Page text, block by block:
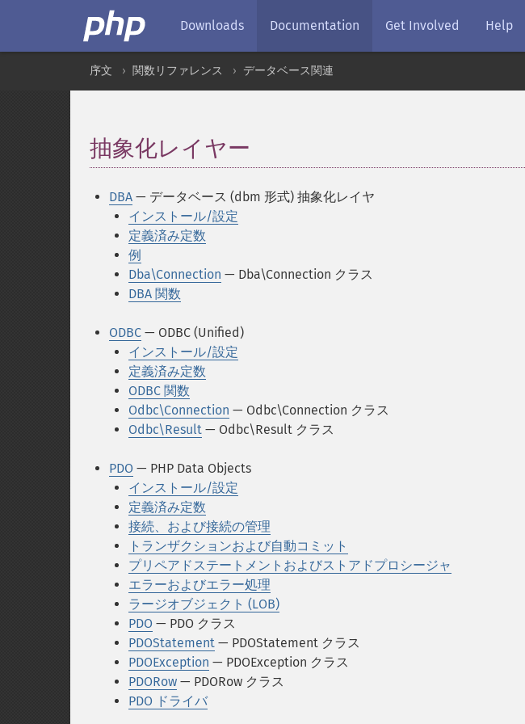
Downloads Documentation Get Involved Help
序文 関数リファレンス データベース関連
抽象化レイヤー
DBA — データベース (dbm 形式) 抽象化レイヤ
インストール/設定
定義済み定数
例
Dba\Connection — Dba\Connection クラス
DBA 関数
ODBC — ODBC (Unified)
インストール/設定
定義済み定数
ODBC 関数
Odbc\Connection — Odbc\Connection クラス
Odbc\Result — Odbc\Result クラス
PDO — PHP Data Objects
インストール/設定
定義済み定数
接続、および接続の管理
トランザクションおよび自動コミット
プリペアドステートメントおよびストアドプロシージャ
エラーおよびエラー処理
ラージオブジェクト (LOB)
PDO — PDO クラス
PDOStatement — PDOStatement クラス
PDOException — PDOException クラス
PDORow — PDORow クラス
PDO ドライバ